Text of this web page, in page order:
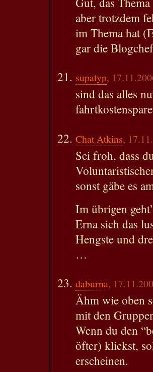
aber trotzdem
im Thema hat
gar die
supatyp,
sind das alles
Chat Atkins,
Sei froh, dass
sonst gäbe es
Im übrigen
Erna sich das
Hengste und
…
daburna,
Ähm wie oben
mit den
Wenn du den
öfter) klickst,
erscheinen.